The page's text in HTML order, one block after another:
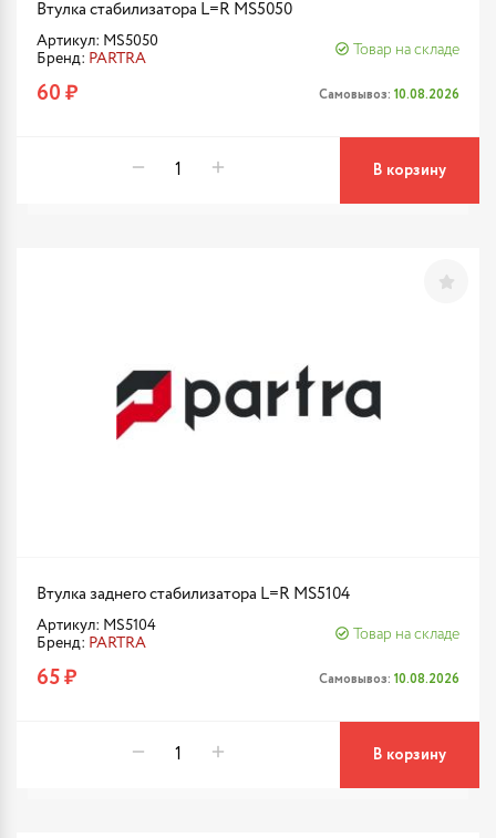
Втулка стабилизатора L=R MS5050
Артикул: MS5050
Бренд: PARTRA
Товар на складе
60 ₽ Самовывоз: 10.08.2026
В корзину
Втулка заднего стабилизатора L=R MS5104
Артикул: MS5104
Бренд: PARTRA
Товар на складе
65 ₽ Самовывоз: 10.08.2026
В корзину